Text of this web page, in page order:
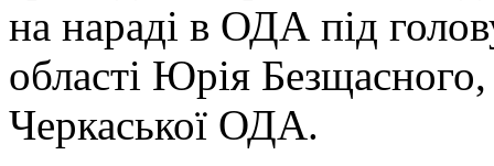
на нараді в ОДА під
області Юрія
Черкаської ОДА.